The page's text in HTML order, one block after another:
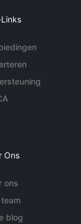
Ons
ons
blog